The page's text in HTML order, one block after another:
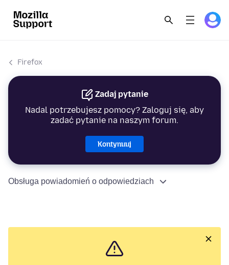
Firefox
Zadaj pytanie
Nadal potrzebujesz pomocy? Zaloguj się, aby
zadać pytanie na naszym forum.
Kontynuuj
Obsługa powiadomień o odpowiedziach